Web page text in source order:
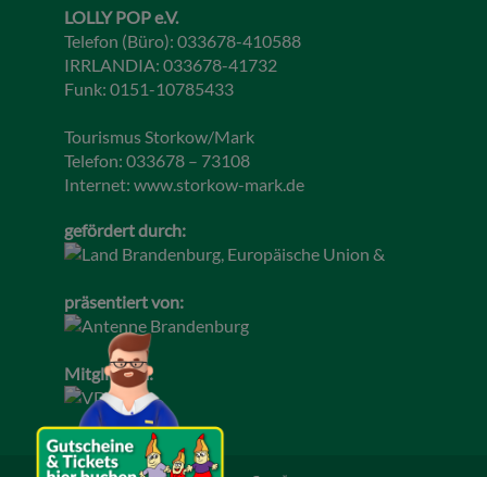
LOLLY POP e.V.
Telefon (Büro): 033678-410588
IRRLANDIA: 033678-41732
Funk: 0151-10785433
Tourismus Storkow/Mark
Telefon: 033678 – 73108
Internet: www.storkow-mark.de
gefördert durch:
präsentiert von:
Mitglied im: